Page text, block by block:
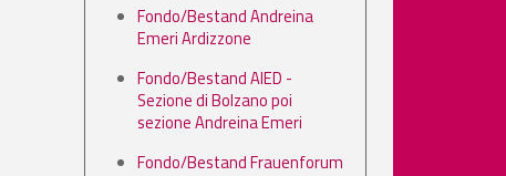
Fondo/Bestand Andreina
Emeri Ardizzone
Fondo/Bestand AIED -
Sezione di Bolzano poi
sezione Andreina Emeri
Fondo/Bestand Frauenforum